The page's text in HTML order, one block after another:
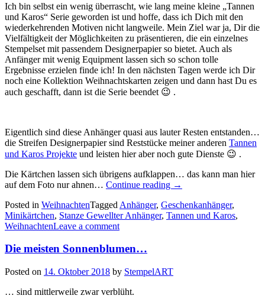
Ich bin selbst ein wenig überrascht, wie lang meine kleine „Tannen
und Karos“ Serie geworden ist und hoffe, dass ich Dich mit den
wiederkehrenden Motiven nicht langweile. Mein Ziel war ja, Dir die
Vielfältigkeit der Möglichkeiten zu präsentieren, die ein einzelnes
Stempelset mit passendem Designerpapier so bietet. Auch als
Anfänger mit wenig Equipment lassen sich so schon tolle
Ergebnisse erzielen finde ich! In den nächsten Tagen werde ich Dir
noch eine Kollektion Weihnachtskarten zeigen und dann hast Du es
auch geschafft, dann ist die Serie beendet 😉 .
Eigentlich sind diese Anhänger quasi aus lauter Resten entstanden…
die Streifen Designerpapier sind Reststücke meiner anderen Tannen
und Karos Projekte und leisten hier aber noch gute Dienste 😉 .
Die Kärtchen lassen sich übrigens aufklappen… das kann man hier
auf dem Foto nur ahnen… Continue reading „Tannen
Karos
7:
→
Posted in WeihnachtenTagged Anhänger, Geschenkanhänger,
Minikärtchen, Stanze Gewellter Anhänger, Tannen und Karos,
WeihnachtenLeave a comment
Die meisten Sonnenblumen…
Posted on 14. Oktober 2018 by StempelART
… sind mittlerweile zwar verblüht.